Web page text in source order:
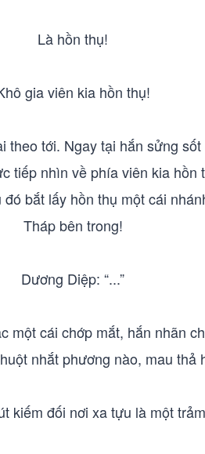
Là hồn thụ!
gia viên kia hồn thụ!
tới. Ngay tại hắn sửng
tiếp nhìn về phía viên kia
bắt lấy hồn thụ một cái
Tháp bên trong!
Dương Diệp: “...”
cái chớp mắt, hắn nhãn
nhắt phương nào, mau thả
kiếm đối nơi xa tựu là một